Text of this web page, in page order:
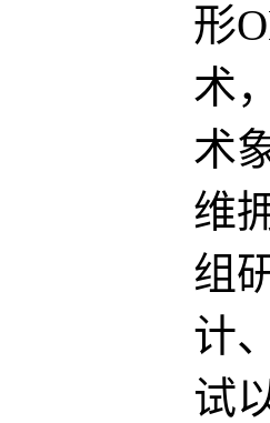
形
术
术
维
组
计
试